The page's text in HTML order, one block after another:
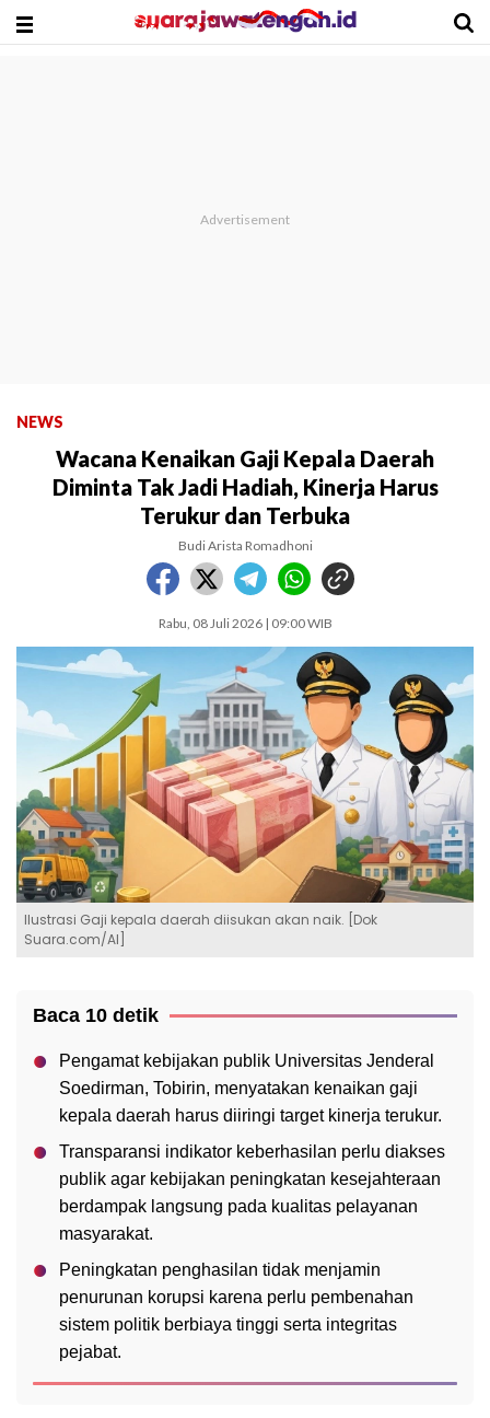
NEWS
Wacana Kenaikan Gaji Kepala Daerah
Diminta Tak Jadi Hadiah, Kinerja Harus
Terukur dan Terbuka
Budi Arista Romadhoni
Rabu, 08 Juli 2026 | 09:00 WIB
Ilustrasi Gaji kepala daerah diisukan akan naik. [Dok
Suara.com/AI]
Baca 10 detik
Pengamat kebijakan publik Universitas Jenderal
Soedirman, Tobirin, menyatakan kenaikan gaji
kepala daerah harus diiringi target kinerja terukur.
Transparansi indikator keberhasilan perlu diakses
publik agar kebijakan peningkatan kesejahteraan
berdampak langsung pada kualitas pelayanan
masyarakat.
Peningkatan penghasilan tidak menjamin
penurunan korupsi karena perlu pembenahan
sistem politik berbiaya tinggi serta integritas
pejabat.